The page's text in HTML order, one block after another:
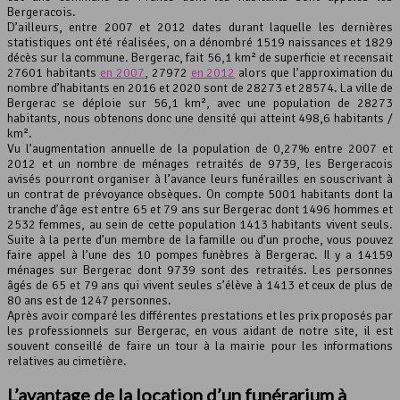
Leaflet, ©OpenStreetMapcontributeurs
Bergeracois.
D’ailleurs, entre 2007 et 2012 dates durant laquelle les dernières
statistiques ont été réalisées, on a dénombré 1519 naissances et 1829
décès sur la commune. Bergerac, fait 56,1 km² de superficie et recensait
27601 habitants en 2007, 27972 en 2012 alors que l’approximation du
nombre d’habitants en 2016 et 2020 sont de 28273 et 28574. La ville de
Bergerac se déploie sur 56,1 km², avec une population de 28273
habitants, nous obtenons donc une densité qui atteint 498,6 habitants /
km².
Vu l’augmentation annuelle de la population de 0,27% entre 2007 et
2012 et un nombre de ménages retraités de 9739, les Bergeracois
avisés pourront organiser à l’avance leurs funérailles en souscrivant à
un contrat de prévoyance obsèques. On compte 5001 habitants dont la
tranche d’âge est entre 65 et 79 ans sur Bergerac dont 1496 hommes et
2532 femmes, au sein de cette population 1413 habitants vivent seuls.
Suite à la perte d’un membre de la famille ou d’un proche, vous pouvez
faire appel à l’une des 10 pompes funèbres à Bergerac. Il y a 14159
ménages sur Bergerac dont 9739 sont des retraités. Les personnes
âgés de 65 et 79 ans qui vivent seules s’élève à 1413 et ceux de plus de
80 ans est de 1247 personnes.
Après avoir comparé les différentes prestations et les prix proposés par
les professionnels sur Bergerac, en vous aidant de notre site, il est
souvent conseillé de faire un tour à la mairie pour les informations
relatives au cimetière.
L’avantage de la location d’un funérarium à